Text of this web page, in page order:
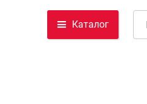
Каталог